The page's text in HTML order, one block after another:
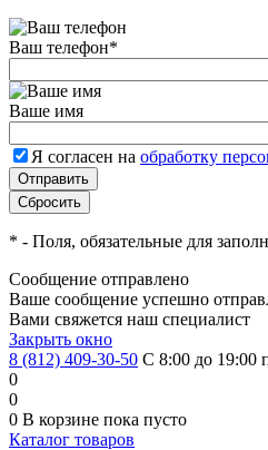
Ваш телефон*
Ваше имя
Я согласен на обработку
* - Поля, обязательные для
Сообщение отправлено
Ваше сообщение успешно
Вами свяжется наш специалист
Закрыть окно
8 (812) 409-30-50 С 8:00 до
0
0
0 В корзине пока пусто
Каталог товаров